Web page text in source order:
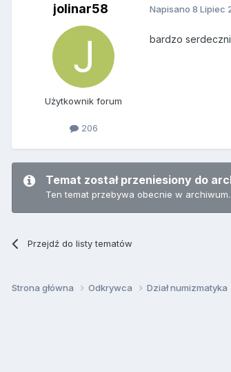
jolinar58
Użytkownik forum
206
Napisano 8 Lipiec
bardzo
Temat został przeniesiony do
Ten temat przebywa obecnie w
Przejdź do listy tematów
Strona główna Odkrywca Dział numizmatyka